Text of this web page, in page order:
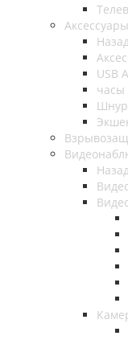
Аксессуары
Назад
USB
часы
Назад